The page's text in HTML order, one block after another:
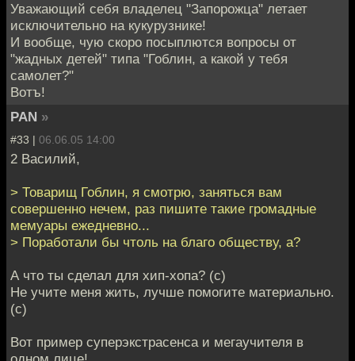
Уважающий себя владелец "Запорожца" летает
исключительно на кукурузнике!
И вообще, чую скоро посыплются вопросы от
"жадных детей" типа "Гоблин, а какой у тебя
самолет?"
Вотъ!
PAN »
#33 | 06.06.05 14:00
2 Василий,
> Товарищ Гоблин, я смотрю, заняться вам
совершенно нечем, раз пишите такие громадные
мемуары ежедневно...
> Поработали бы чтоль на благо обществу, а?
А что ты сделал для хип-хопа? (с)
Не учите меня жить, лучше помогите материально.
(с)
Вот пример суперэкстрасенса и мегаучителя в